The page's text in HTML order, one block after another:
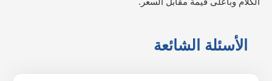
الكلام وبأعلى قيمة مقابل السعر.
الأسئلة الشائعة